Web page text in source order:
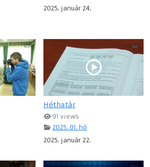
2025. január 24.
Héthatár
91 views
2025. 01. hó
2025. január 22.